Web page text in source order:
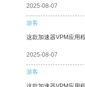
2025-08-07
游客
这款加速器VPM应用
2025-08-07
游客